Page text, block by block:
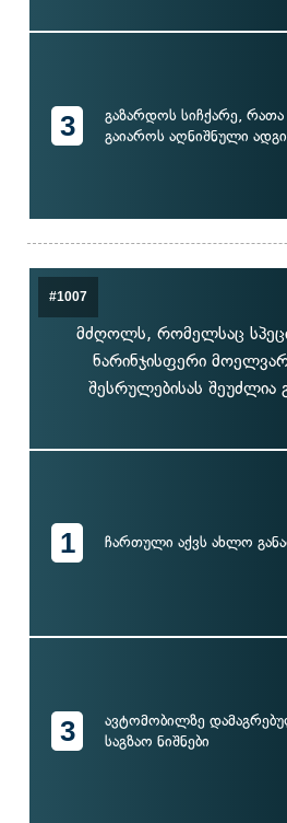
3
გაზარდოს სიჩქარე,
გაიაროს აღნიშნული
#1007
მძღოლს, რომელსაც
ნარინჯისფერი
შესრულებისას შეუძლია
1 ჩართული აქვს ახლო
3
ავტომობილზე
საგზაო ნიშნები